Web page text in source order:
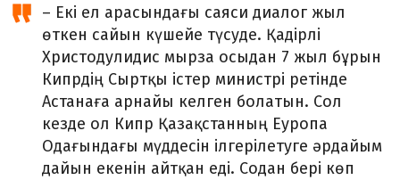
– Екі ел арасындағы саяси диалог жыл
өткен сайын күшейе түсуде. Қадірлі
Христодулидис мырза осыдан 7 жыл бұрын
Кипрдің Сыртқы істер министрі ретінде
Астанаға арнайы келген болатын. Сол
кезде ол Кипр Қазақстанның Еуропа
Одағындағы мүддесін ілгерілетуге әрдайым
дайын екенін айтқан еді. Содан бері көп